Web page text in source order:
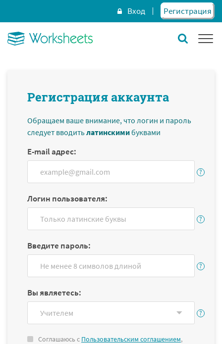
Вход Регистрация
Регистрация аккаунта
Обращаем ваше внимание, что логин и пароль
следует вводитьлатинскимибуквами
E-mail адрес:
Логин пользователя:
Введите пароль:
Вы являетесь:
Соглашаюсь с Пользовательским соглашением,